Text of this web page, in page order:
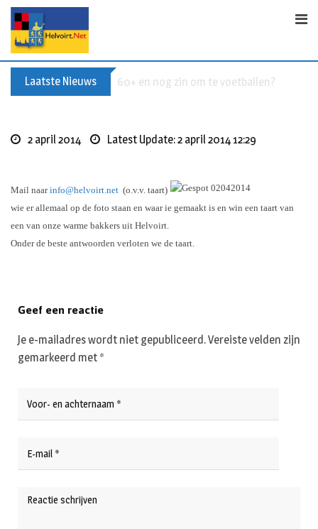
p
Laatste Nieuws Buxusplanten in brand in Biezenmortel,
2 april 2014 Latest Update: 2 april 2014 12:29
Mail naarinfo@helvoirt.net (o.v.v. taart)
wie er allemaal op de foto staan en waar ie gemaakt is en win een taart van
een van onze warme bakkers uit Helvoirt.
Onder de beste antwoorden verloten we de taart.
Geef een reactie
Je e-mailadres wordt niet gepubliceerd.Vereiste velden zijn
gemarkeerd met *